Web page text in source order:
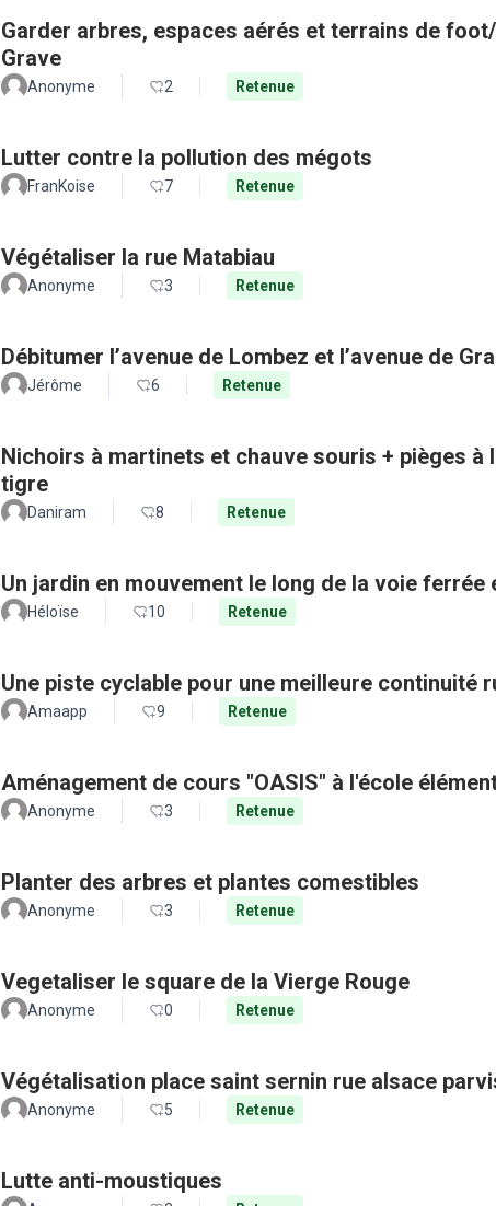
Garder arbres, espaces aérés et terrains de
Grave
Anonyme 2 Retenue
Lutter contre la pollution des mégots
FranKoise 7 Retenue
Végétaliser la rue Matabiau
Anonyme 3 Retenue
Débitumer l’avenue de Lombez et l’avenue de
Jérôme 6 Retenue
Nichoirs à martinets et chauve souris + pièges
tigre
Daniram 8 Retenue
Un jardin en mouvement le long de la voie
Héloïse 10 Retenue
Une piste cyclable pour une meilleure continuité
Amaapp 9 Retenue
Aménagement de cours "OASIS" à l'école
Anonyme 3 Retenue
Planter des arbres et plantes comestibles
Anonyme 3 Retenue
Vegetaliser le square de la Vierge Rouge
Anonyme 0 Retenue
Végétalisation place saint sernin rue alsace
Anonyme 5 Retenue
Lutte anti-moustiques